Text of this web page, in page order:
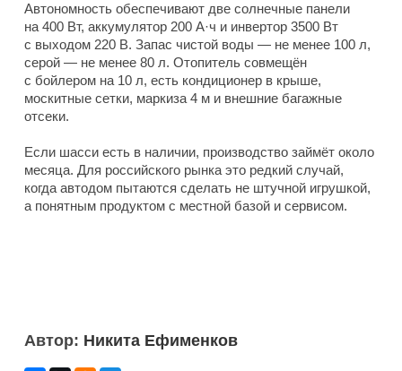
Автономность обеспечивают две солнечные панели
на 400 Вт, аккумулятор 200 А·ч и инвертор 3500 Вт
с выходом 220 В. Запас чистой воды — не менее 100 л,
серой — не менее 80 л. Отопитель совмещён
с бойлером на 10 л, есть кондиционер в крыше,
москитные сетки, маркиза 4 м и внешние багажные
отсеки.
Если шасси есть в наличии, производство займёт около
месяца. Для российского рынка это редкий случай,
когда автодом пытаются сделать не штучной игрушкой,
а понятным продуктом с местной базой и сервисом.
Автор: Никита Ефименков